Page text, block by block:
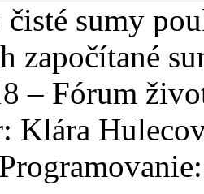
čisté sumy
započítané
– Fórum
Klára